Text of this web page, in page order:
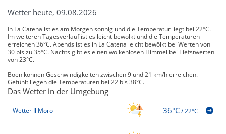
Wetter heute, 09.08.2026
In La Catena ist es am Morgen sonnig und die Temperatur liegt bei 22°C.
Im weiteren Tagesverlauf ist es leicht bewölkt und die Temperaturen
erreichen 36°C. Abends ist es in La Catena leicht bewölkt bei Werten von
30 bis zu 35°C. Nachts gibt es einen wolkenlosen Himmel bei Tiefstwerten
von 23°C.
Böen können Geschwindigkeiten zwischen 9 und 21 km/h erreichen.
Gefühlt liegen die Temperaturen bei 22 bis 38°C.
Das Wetter in der Umgebung
Wetter Il Moro 36°C/22°C